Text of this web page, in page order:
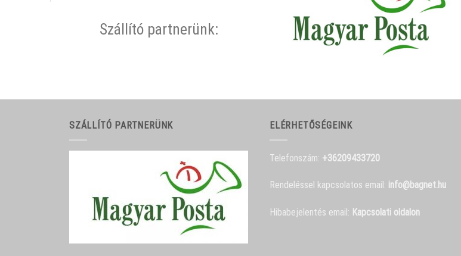
Szállító partnerünk:
SZÁLLÍTÓ PARTNERÜNK ELÉRHETŐSÉGEINK
Telefonszám: +36209433720
Rendeléssel kapcsolatos email: info@bagnet.hu
Hibabejelentés email: Kapcsolati oldalon